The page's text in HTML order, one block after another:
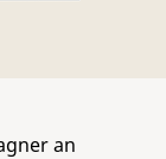
an